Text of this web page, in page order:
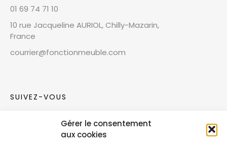
Gérer le consentement
aux cookies
01 69 74 71 10
10 rue Jacqueline AURIOL, Chilly-Mazarin,
France
courrier@fonctionmeuble.com
SUIVEZ-VOUS
Rejoignez notre communauté sur les réseaux